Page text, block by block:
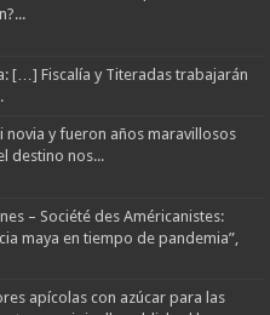
[…] Fiscalía y Titeradas trabajarán
novia y fueron años maravillosos
destino nos...
– Société des Américanistes:
maya en tiempo de pandemia”,
apícolas con azúcar para las